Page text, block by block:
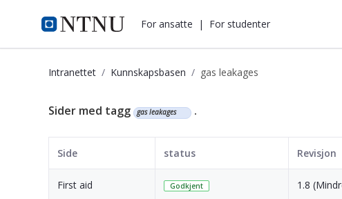
i.ntnu.no For ansatte | For studenter
Intranettet Kunnskapsbasen gas leakages
Kunnskapsbasen
Sider med tagg gas leakages .
Side status Revisjon
First aid Godkjent 1.8